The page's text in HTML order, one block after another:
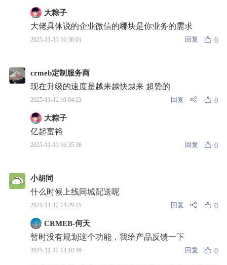
大粽子
大佬具体说的企业微信的哪块是你业务的需求
2025-11-13 16:36:01 回复 0
crmeb定制服务商
现在升级的速度是越来越快越来 超赞的
2025-11-12 10:04:23 回复 0
大粽子
亿起富裕
2025-11-13 16:35:38 回复 0
小胡同
什么时候上线同城配送呢
2025-11-12 13:29:15 回复 0
CRMEB-何天
暂时没有规划这个功能，我给产品反馈一下
2025-11-12 14:10:19 回复 0